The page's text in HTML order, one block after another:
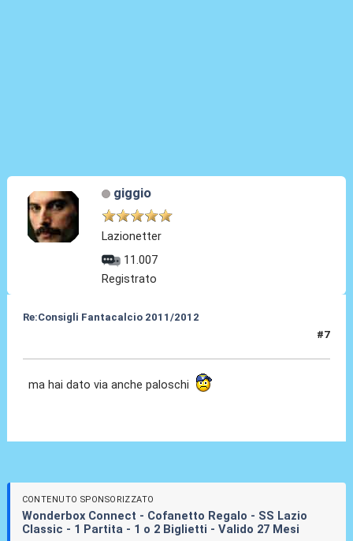
giggio
Lazionetter
11.007
Registrato
Re:Consigli Fantacalcio 2011/2012
#7
ma hai dato via anche paloschi
CONTENUTO SPONSORIZZATO
Wonderbox Connect - Cofanetto Regalo - SS Lazio
Classic - 1 Partita - 1 o 2 Biglietti - Valido 27 Mesi